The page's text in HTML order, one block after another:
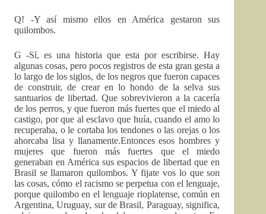
Q! -Y así mismo ellos en América gestaron sus
quilombos.
G -Sí, es una historia que esta por escribirse. Hay
algunas cosas, pero pocos registros de esta gran gesta a
lo largo de los siglos, de los negros que fueron capaces
de construir, de crear en lo hondo de la selva sus
santuarios de libertad. Que sobrevivieron a la cacería
de los perros, y que fueron más fuertes que el miedo al
castigo, por que al esclavo que huía, cuando el amo lo
recuperaba, o le cortaba los tendones o las orejas o los
ahorcaba lisa y llanamente.Entonces esos hombres y
mujeres que fueron más fuertes que el miedo
generaban en América sus espacios de libertad que en
Brasil se llamaron quilombos. Y fijate vos lo que son
las cosas, cómo el racismo se perpetua con el lenguaje,
porque quilombo en el lenguaje rioplatense, común en
Argentina, Uruguay, sur de Brasil, Paraguay, significa,